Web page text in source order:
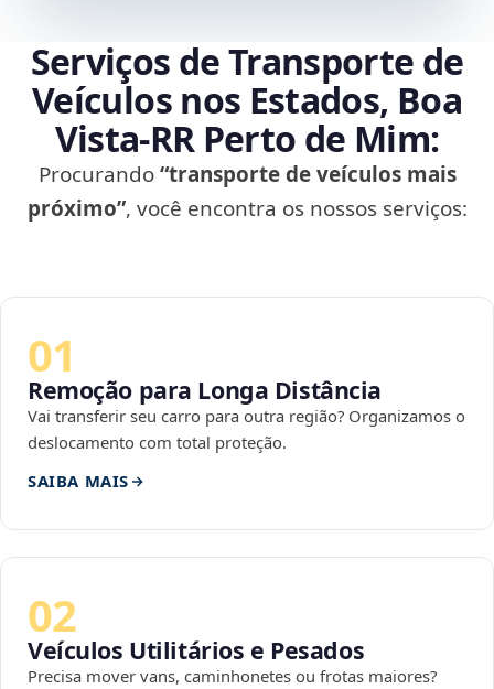
Serviços de Transporte de
Veículos nos Estados, Boa
Vista‑RR Perto de Mim:
Procurando“transporte de veículos mais
próximo”, você encontra os nossos serviços:
01
Remoção para Longa Distância
Vai transferir seu carro para outra região? Organizamos o
deslocamento com total proteção.
SAIBA MAIS
02
Veículos Utilitários e Pesados
Precisa mover vans, caminhonetes ou frotas maiores?